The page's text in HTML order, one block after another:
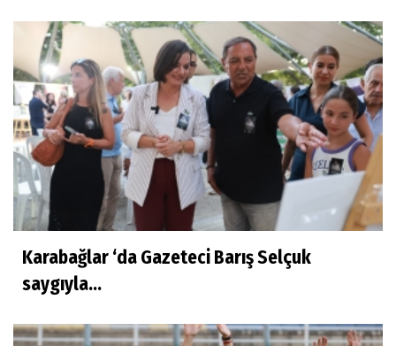
Karabağlar ‘da Gazeteci Barış Selçuk
saygıyla...